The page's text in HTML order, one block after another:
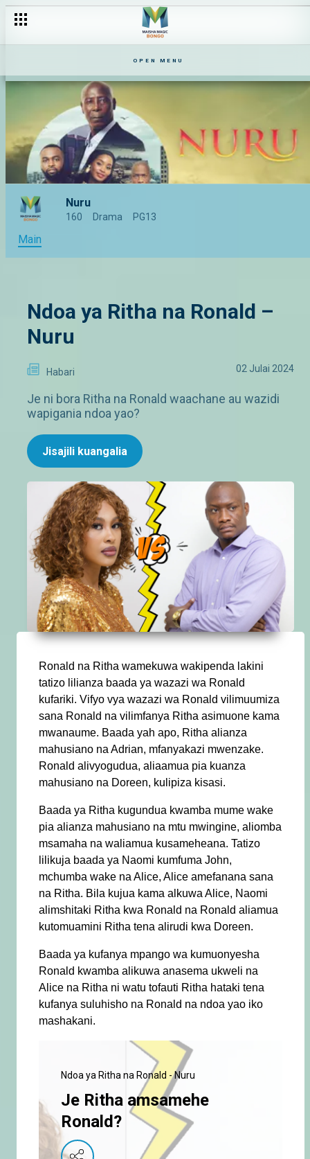
OPEN MENU
Nuru
160 Drama PG13
Main
Ndoa ya Ritha na Ronald –
Nuru
Habari 02 Julai 2024
Je ni bora Ritha na Ronald waachane au wazidi
wapigania ndoa yao?
Jisajili kuangalia
Ronald na Ritha wamekuwa wakipenda lakini
tatizo lilianza baada ya wazazi wa Ronald
kufariki. Vifyo vya wazazi wa Ronald vilimuumiza
sana Ronald na vilimfanya Ritha asimuone kama
mwanaume. Baada yah apo, Ritha alianza
mahusiano na Adrian, mfanyakazi mwenzake.
Ronald alivyogudua, aliaamua pia kuanza
mahusiano na Doreen, kulipiza kisasi.
Baada ya Ritha kugundua kwamba mume wake
pia alianza mahusiano na mtu mwingine, aliomba
msamaha na waliamua kusameheana. Tatizo
lilikuja baada ya Naomi kumfuma John,
mchumba wake na Alice, Alice amefanana sana
na Ritha. Bila kujua kama alkuwa Alice, Naomi
alimshitaki Ritha kwa Ronald na Ronald aliamua
kutomuamini Ritha tena alirudi kwa Doreen.
Baada ya kufanya mpango wa kumuonyesha
Ronald kwamba alikuwa anasema ukweli na
Alice na Ritha ni watu tofauti Ritha hataki tena
kufanya suluhisho na Ronald na ndoa yao iko
mashakani.
Ndoa ya Ritha na Ronald - Nuru
Je Ritha amsamehe
Ronald?
Kutana na Nyota za #MMBNuru: Hadithi za Mapambano,